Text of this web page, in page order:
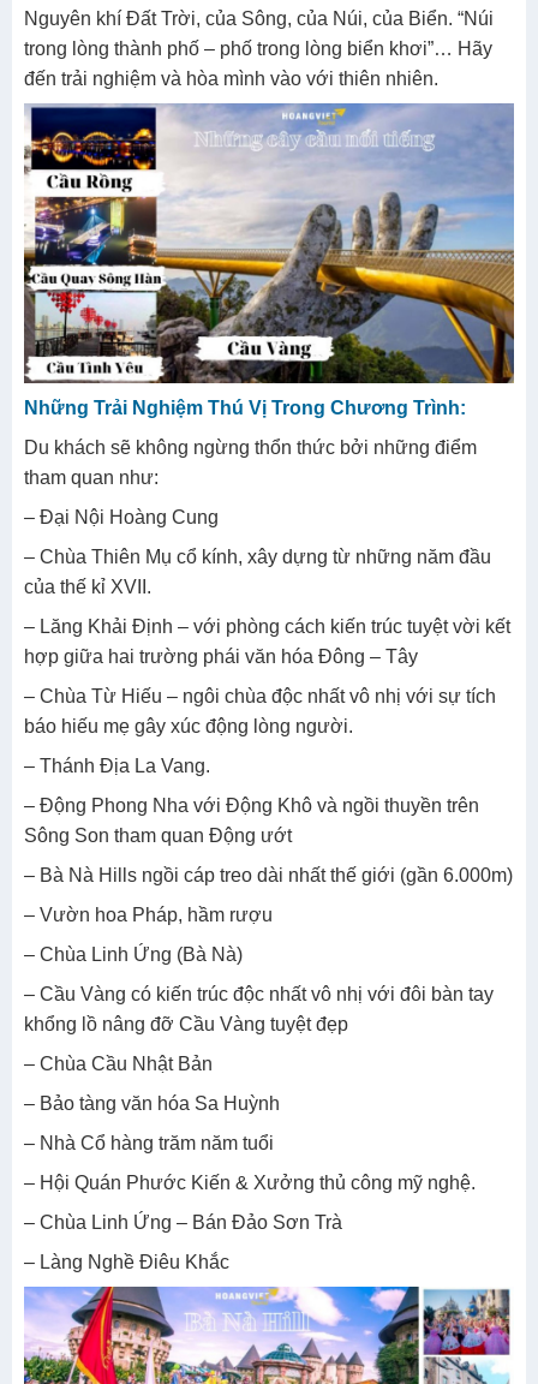
Nguyên khí Đất Trời, của Sông, của Núi, của Biển. “Núi
trong lòng thành phố – phố trong lòng biển khơi”… Hãy
đến trải nghiệm và hòa mình vào với thiên nhiên.
Những Trải Nghiệm Thú Vị Trong Chương Trình:
Du khách sẽ không ngừng thổn thức bởi những điểm
tham quan như:
– Đại Nội Hoàng Cung
– Chùa Thiên Mụ cổ kính, xây dựng từ những năm đầu
của thế kỉ XVII.
– Lăng Khải Định – với phòng cách kiến trúc tuyệt vời kết
hợp giữa hai trường phái văn hóa Đông – Tây
– Chùa Từ Hiếu – ngôi chùa độc nhất vô nhị với sự tích
báo hiếu mẹ gây xúc động lòng người.
– Thánh Địa La Vang.
– Động Phong Nha với Động Khô và ngồi thuyền trên
Sông Son tham quan Động ướt
– Bà Nà Hills ngồi cáp treo dài nhất thế giới (gần 6.000m)
– Vườn hoa Pháp, hầm rượu
– Chùa Linh Ứng (Bà Nà)
– Cầu Vàng có kiến trúc độc nhất vô nhị với đôi bàn tay
khổng lồ nâng đỡ Cầu Vàng tuyệt đẹp
– Chùa Cầu Nhật Bản
– Bảo tàng văn hóa Sa Huỳnh
– Nhà Cổ hàng trăm năm tuổi
– Hội Quán Phước Kiến & Xưởng thủ công mỹ nghệ.
– Chùa Linh Ứng – Bán Đảo Sơn Trà
– Làng Nghề Điêu Khắc